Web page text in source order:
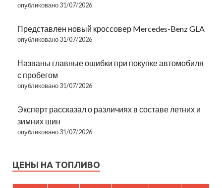
опубликовано 31/07/2026
Представлен новый кроссовер Mercedes-Benz GLA
опубликовано 31/07/2026
Названы главные ошибки при покупке автомобиля
с пробегом
опубликовано 31/07/2026
Эксперт рассказал о различиях в составе летних и
зимних шин
опубликовано 31/07/2026
ЦЕНЫ НА ТОПЛИВО